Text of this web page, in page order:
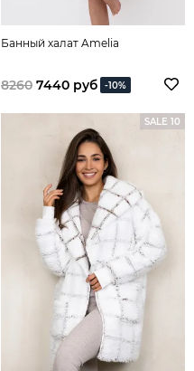
Банный халат Amelia
8260 7440 руб -10%
SALE 10